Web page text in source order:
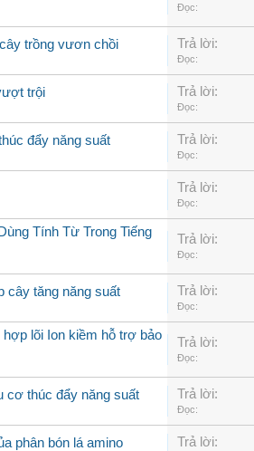
Đọc:
trồng vươn chồi Trả lời:
Đọc:
trội Trả lời:
Đọc:
đẩy năng suất Trả lời:
Đọc:
Trả lời:
Đọc:
Tính Từ Trong Tiếng
Trả lời:
Đọc:
cây tăng năng suất Trả lời:
Đọc:
lõi Ion kiềm hỗ trợ bảo
Trả lời:
Đọc:
cơ thúc đẩy năng suất Trả lời:
Đọc:
phân bón lá amino Trả lời: